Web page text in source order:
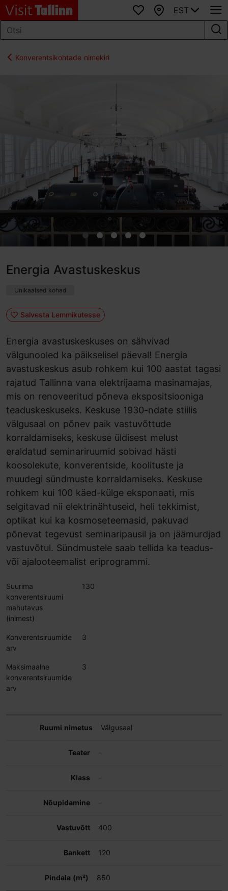
Lemmikud
Kaart
EST
Konverentsikohtade nimekiri
Energia Avastuskeskus
Unikaalsed kohad
Salvesta Lemmikutesse
Energia avastuskeskuses on sähvivad
välgunooled ka päikselisel päeval! Energia
avastuskeskus asub rohkem kui 100 aastat tagasi
rajatud Tallinna vana elektrijaama masinamajas,
mis on renoveeritud põneva ekspositsiooniga
teaduskeskuseks. Keskuse 1930-ndate stiilis
välgusaal on põnev paik vastuvõttude
korraldamiseks, keskuse üldisest melust
eraldatud seminariruumid sobivad hästi
koosolekute, konverentside, koolituste ja
muudegi sündmuste korraldamiseks. Keskuse
rohkem kui 100 käed-külge eksponaati, mis
selgitavad nii elektrinähtuseid, heli tekkimist,
optikat kui ka kosmoseteemasid, pakuvad
põnevat tegevust seminaripausil ja on jäämurdjad
vastuvõtul. Sündmustele saab tellida ka teadus-
või ajalooteemalist eriprogrammi.
Suurima
konverentsiruumi
mahutavus
(inimest)
130
Konverentsiruumide
arv
3
Maksimaalne
konverentsiruumide
arv
3
Välgusaal
-
-
-
400
120
850